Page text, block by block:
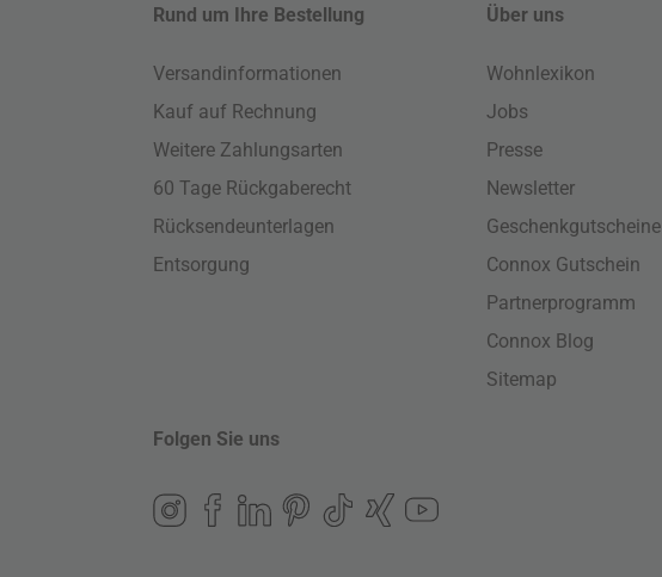
Rund um Ihre Bestellung
Versandinformationen
Kauf auf Rechnung
Weitere Zahlungsarten
60 Tage Rückgaberecht
Rücksendeunterlagen
Entsorgung
Über uns
Wohnlexikon
Jobs
Presse
Newsletter
Geschenkgutscheine
Connox Gutschein
Partnerprogramm
Connox Blog
Sitemap
Folgen Sie uns